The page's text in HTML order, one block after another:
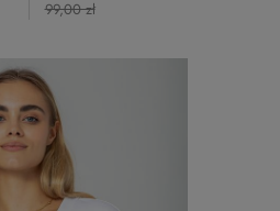
99,00 zł